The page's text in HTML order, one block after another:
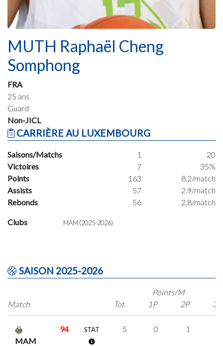
MUTH Raphaël Cheng
Somphong
FRA
25 ans
Guard
Non-JICL
CARRIÈRE AU LUXEMBOURG
Saisons/Matchs 1
20
Victoires
7
35%
Points
163
8.2/match
Assists
57
2.9/match
Rebonds
56 2.8/match
Clubs MAM (2025-2026)
SAISON 2025-2026
Match
Points/M
Tot.
1P 2P 3P
MAM
94 STAT 5 0 1